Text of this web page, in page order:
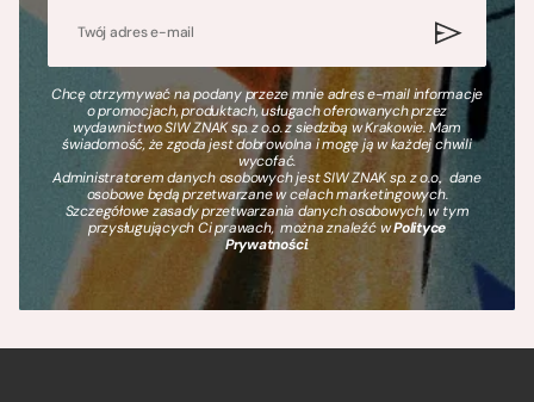
Chcę otrzymywać na podany przeze mnie adres e-mail informacje
o promocjach, produktach, usługach oferowanych przez
wydawnictwo SIW ZNAK sp. z o.o. z siedzibą w Krakowie. Mam
świadomość, że zgoda jest dobrowolna i mogę ją w każdej chwili
wycofać.
Administratorem danych osobowych jest SIW ZNAK sp. z o.o., dane
osobowe będą przetwarzane w celach marketingowych.
Szczegółowe zasady przetwarzania danych osobowych, w tym
przysługujących Ci prawach, można znaleźć wPolityce
Prywatności.